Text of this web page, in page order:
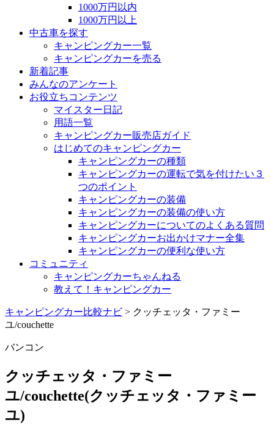
1000万円以内
1000万円以上
中古車を探す
キャンピングカー一覧
キャンピングカーを売る
新着記事
みんなのアンケート
お役立ちコンテンツ
マイスター日記
用語一覧
キャンピングカー販売店ガイド
はじめてのキャンピングカー
キャンピングカーの種類
キャンピングカーの運転で気を付けたい３
つのポイント
キャンピングカーの装備
キャンピングカーの装備の使い方
キャンピングカーについてのよくある質問
キャンピングカーお出かけマナー全集
キャンピングカーの便利な使い方
コミュニティ
キャンピングカーちゃんねる
教えて！キャンピングカー
キャンピングカー比較ナビ > クッチェッタ・ファミー
ユ/couchette
バンコン
クッチェッタ・ファミー
ユ/couchette(クッチェッタ・ファミー
ユ)